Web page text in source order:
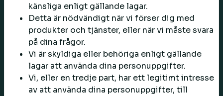
känsliga enligt gällande lagar.
Detta är nödvändigt när vi förser dig med
produkter och tjänster, eller när vi måste svara
på dina frågor.
Vi är skyldiga eller behöriga enligt gällande
lagar att använda dina personuppgifter.
Vi, eller en tredje part, har ett legitimt intresse
av att använda dina personuppgifter, till